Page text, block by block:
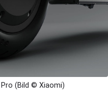
(Bild © Xiaomi)